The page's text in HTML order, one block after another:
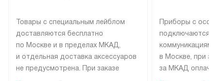
Товары с специальным лейблом
доставляются бесплатно
по Москве и в пределах МКАД,
и отдельная доставка аксессуаров
не предусмотрена. При заказе
Приборы с
подключаются к
коммуникациям
в Москве, при
за МКАД